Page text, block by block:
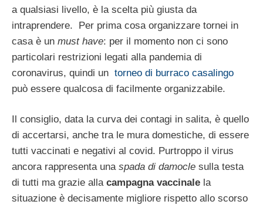
a qualsiasi livello, è la scelta più giusta da
intraprendere. Per prima cosa organizzare tornei in
casa è un must have: per il momento non ci sono
particolari restrizioni legati alla pandemia di
coronavirus, quindi un torneo di burraco casalingo
può essere qualcosa di facilmente organizzabile.
Il consiglio, data la curva dei contagi in salita, è quello
di accertarsi, anche tra le mura domestiche, di essere
tutti vaccinati e negativi al covid. Purtroppo il virus
ancora rappresenta una spada di damocle sulla testa
di tutti ma grazie allacampagna vaccinale la
situazione è decisamente migliore rispetto allo scorso